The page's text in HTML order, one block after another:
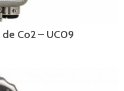
Co2 – UC09